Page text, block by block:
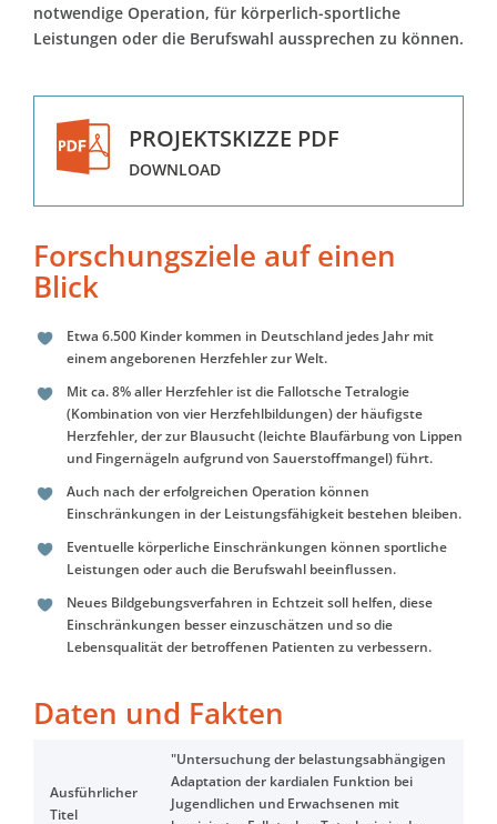
notwendige Operation, für körperlich-sportliche
Leistungen oder die Berufswahl aussprechen zu können.
PROJEKTSKIZZE PDF
DOWNLOAD
Forschungsziele auf einen
Blick
Etwa 6.500 Kinder kommen in Deutschland jedes Jahr mit
einem angeborenen Herzfehler zur Welt.
Mit ca. 8% aller Herzfehler ist die Fallotsche Tetralogie
(Kombination von vier Herzfehlbildungen) der häufigste
Herzfehler, der zur Blausucht (leichte Blaufärbung von Lippen
und Fingernägeln aufgrund von Sauerstoffmangel) führt.
Auch nach der erfolgreichen Operation können
Einschränkungen in der Leistungsfähigkeit bestehen bleiben.
Eventuelle körperliche Einschränkungen können sportliche
Leistungen oder auch die Berufswahl beeinflussen.
Neues Bildgebungsverfahren in Echtzeit soll helfen, diese
Einschränkungen besser einzuschätzen und so die
Lebensqualität der betroffenen Patienten zu verbessern.
Daten und Fakten
Ausführlicher
Titel
"Untersuchung der belastungsabhängigen
Adaptation der kardialen Funktion bei
Jugendlichen und Erwachsenen mit